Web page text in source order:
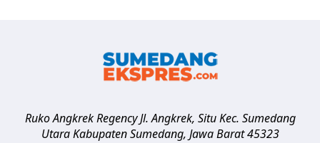
Ruko Angkrek Regency Jl. Angkrek, Situ Kec. Sumedang
Utara Kabupaten Sumedang, Jawa Barat 45323